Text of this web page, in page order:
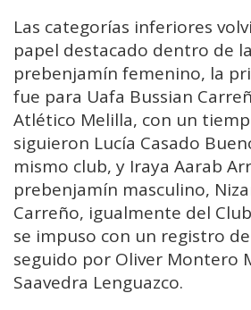
Las categorías inferiores
papel destacado dentro de
prebenjamín femenino, la
fue para Uafa Bussian
Atlético Melilla, con un
siguieron Lucía Casado
mismo club, y Iraya Aarab
prebenjamín masculino,
Carreño, igualmente del
se impuso con un registro de
seguido por Oliver Montero
Saavedra Lenguazco.